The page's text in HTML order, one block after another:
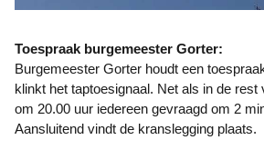
Toespraak burgemeester Gorter:
Burgemeester Gorter houdt een
klinkt het taptoesignaal. Net als in de rest
om 20.00 uur iedereen gevraagd om 2
Aansluitend vindt de kranslegging plaats.